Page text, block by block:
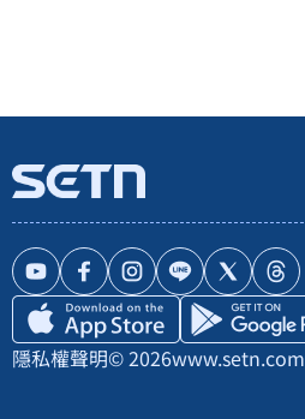
隱私權聲明© 2026www.setn.com